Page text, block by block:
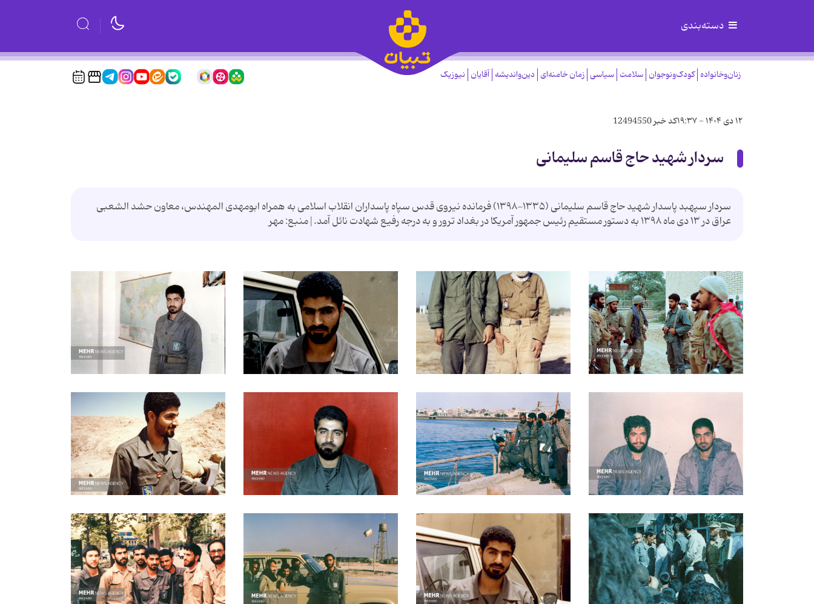
دسته‌بندی
زنان‌وخانواده کودک‌ونوجوان سلامت سیاسی زمان خامنه‌ای دین‌واندیشه آقایان نیوزیک
۱۲ دی ۱۴۰۴ - ۱۹:۳۷ کد خبر12494550
سردار شهید حاج قاسم سلیمانی
سردار سپهبد پاسدار شهید حاج قاسم سلیمانی (۱۳۳۵-۱۳۹۸) فرمانده نیروی قدس سپاه پاسداران انقلاب اسلامی به همراه ابومهدی المهندس، معاون حشد الشعبی
عراق در ۱۳ دی ماه ۱۳۹۸ به دستور مستقیم رئیس جمهور آمریکا در بغداد ترور و به درجه رفیع شهادت نائل آمد.|منبع: مهر